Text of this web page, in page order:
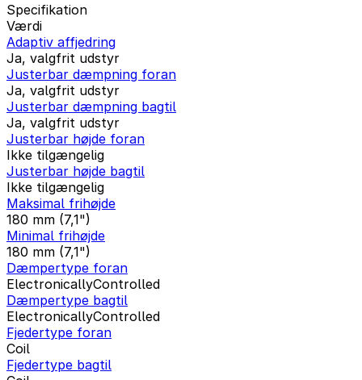
Specifikation
Værdi
Adaptiv affjedring
Ja, valgfrit udstyr
Justerbar dæmpning foran
Ja, valgfrit udstyr
Justerbar dæmpning bagtil
Ja, valgfrit udstyr
Justerbar højde foran
Ikke tilgængelig
Justerbar højde bagtil
Ikke tilgængelig
Maksimal frihøjde
180 mm (7,1")
Minimal frihøjde
180 mm (7,1")
Dæmpertype foran
ElectronicallyControlled
Dæmpertype bagtil
ElectronicallyControlled
Fjedertype foran
Coil
Fjedertype bagtil